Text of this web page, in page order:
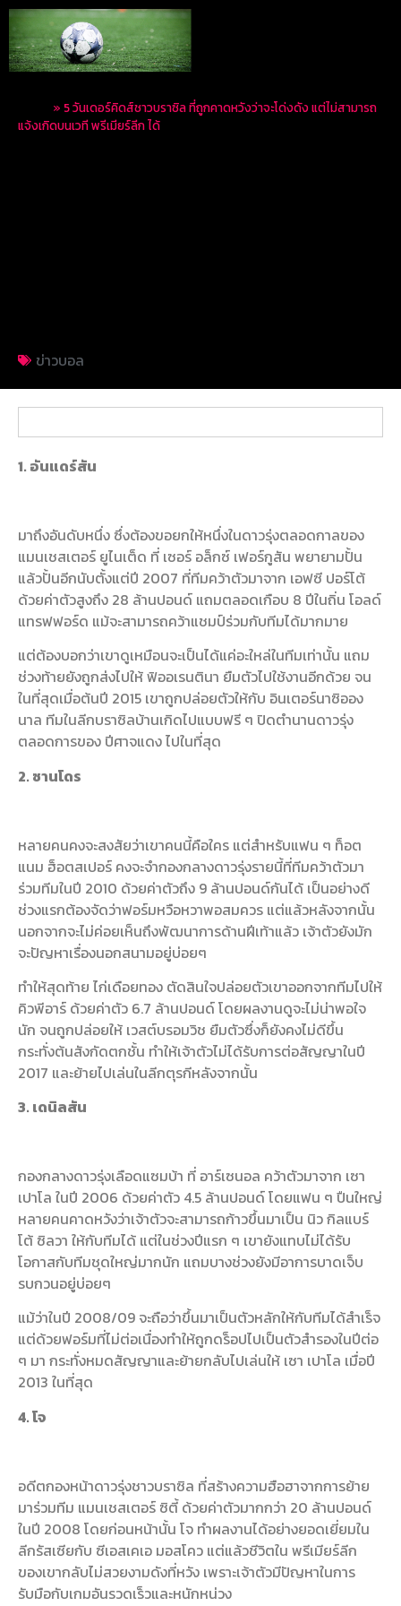
» 5 วันเดอร์คิดส์ชาวบราซิล ที่ถูกคาดหวังว่าจะโด่งดัง แต่ไม่สามารถ
แจ้งเกิดบนเวที พรีเมียร์ลีก ได้
ข่าวบอล
1. อันแดร์สัน
มาถึงอันดับหนึ่ง ซึ่งต้องขอยกให้หนึ่งในดาวรุ่งตลอดกาลของ
แมนเชสเตอร์ ยูไนเต็ด ที่ เซอร์ อล็กซ์ เฟอร์กูสัน พยายามปั้น
แล้วปั้นอีกนับตั้งแต่ปี 2007 ที่ทีมคว้าตัวมาจาก เอฟซี ปอร์โต้
ด้วยค่าตัวสูงถึง 28 ล้านปอนด์ แถมตลอดเกือบ 8 ปีในถิ่น โอลด์
แทรฟฟอร์ด แม้จะสามารถคว้าแชมป์ร่วมกับทีมได้มากมาย
แต่ต้องบอกว่าเขาดูเหมือนจะเป็นได้แค่อะใหล่ในทีมเท่านั้น แถม
ช่วงท้ายยังถูกส่งไปให้ ฟิออเรนตินา ยืมตัวไปใช้งานอีกด้วย จน
ในที่สุดเมื่อต้นปี 2015 เขาถูกปล่อยตัวให้กับ อินเตอร์นาซิออง
นาล ทีมในลีกบราซิลบ้านเกิดไปแบบฟรี ๆ ปิดตำนานดาวรุ่ง
ตลอดการของ ปีศาจแดง ไปในที่สุด
2. ซานโดร
หลายคนคงจะสงสัยว่าเขาคนนี้คือใคร แต่สำหรับแฟน ๆ ท็อต
แนม ฮ็อตสเปอร์ คงจะจำกองกลางดาวรุ่งรายนี้ที่ทีมคว้าตัวมา
ร่วมทีมในปี 2010 ด้วยค่าตัวถึง 9 ล้านปอนด์กันได้ เป็นอย่างดี
ช่วงแรกต้องจัดว่าฟอร์มหวือหวาพอสมควร แต่แล้วหลังจากนั้น
นอกจากจะไม่ค่อยเห็นถึงพัฒนาการด้านฝีเท้าแล้ว เจ้าตัวยังมัก
จะปัญหาเรื่องนอกสนามอยู่บ่อยๆ
ทำให้สุดท้าย ไก่เดือยทอง ตัดสินใจปล่อยตัวเขาออกจากทีมไปให้
คิวพีอาร์ ด้วยค่าตัว 6.7 ล้านปอนด์ โดยผลงานดูจะไม่น่าพอใจ
นัก จนถูกปล่อยให้ เวสต์บรอมวิช ยืมตัวซึ่งก็ยังคงไม่ดีขึ้น
กระทั่งต้นสังกัดตกชั้น ทำให้เจ้าตัวไม่ได้รับการต่อสัญญาในปี
2017 และย้ายไปเล่นในลีกตุรกีหลังจากนั้น
3. เดนิลสัน
กองกลางดาวรุ่งเลือดแซมบ้า ที่ อาร์เซนอล คว้าตัวมาจาก เซา
เปาโล ในปี 2006 ด้วยค่าตัว 4.5 ล้านปอนด์ โดยแฟน ๆ ปืนใหญ่
หลายคนคาดหวังว่าเจ้าตัวจะสามารถก้าวขึ้นมาเป็น นิว กิลแบร์
โต้ ซิลวา ให้กับทีมได้ แต่ในช่วงปีแรก ๆ เขายังแทบไม่ได้รับ
โอกาสกับทีมชุดใหญ่มากนัก แถมบางช่วงยังมีอาการบาดเจ็บ
รบกวนอยู่บ่อยๆ
แม้ว่าในปี 2008/09 จะถือว่าขึ้นมาเป็นตัวหลักให้กับทีมได้สำเร็จ
แต่ด้วยฟอร์มที่ไม่ต่อเนื่องทำให้ถูกดร็อปไปเป็นตัวสำรองในปีต่อ
ๆ มา กระทั่งหมดสัญญาและย้ายกลับไปเล่นให้ เซา เปาโล เมื่อปี
2013 ในที่สุด
4. โจ
อดีตกองหน้าดาวรุ่งชาวบราซิล ที่สร้างความฮือฮาจากการย้าย
มาร่วมทีม แมนเชสเตอร์ ซิตี้ ด้วยค่าตัวมากกว่า 20 ล้านปอนด์
ในปี 2008 โดยก่อนหน้านั้น โจ ทำผลงานได้อย่างยอดเยี่ยมใน
ลีกรัสเซียกับ ซีเอสเคเอ มอสโคว แต่แล้วชีวิตใน พรีเมียร์ลีก
ของเขากลับไม่สวยงามดังที่หวัง เพราะเจ้าตัวมีปัญหาในการ
รับมือกับเกมอันรวดเร็วและหนักหน่วง